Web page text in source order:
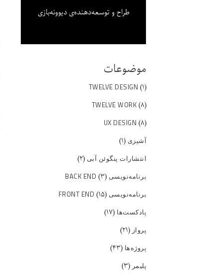
طراح و توسعه‌دهنده‌ی دیوونه‌بازی
موضوعات
TWELVE DESIGN (۱)
TWELVE WORK (۸)
UX DESIGN (۸)
آشپزی (۱)
انتشارات پنگوئن آبی (۲)
برنامه‌نویسی BACK END (۳)
برنامه‌نویسی FRONT END (۱۵)
پادکست‌ها (۱۷)
پرواز(۲۱)
پروژه‌ها (۴۳)
پلیمر(۳)